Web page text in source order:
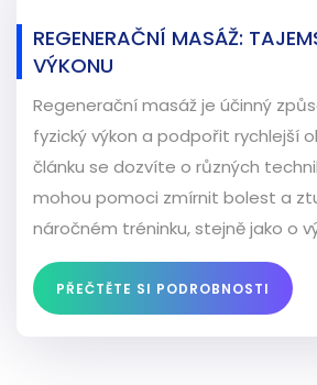
REGENERAČNÍ MASÁŽ:
VÝKONU
Regenerační masáž je účinný
fyzický výkon a podpořit rychlejší
článku se dozvíte o různých
mohou pomoci zmírnit bolest a
náročném tréninku, stejně jako o
pravidelné masáže pro váš
PŘEČTĚTE SI PODROBNOSTI